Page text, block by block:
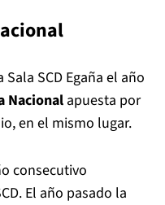
SCD Egaña el año
Nacional apuesta por
en el mismo lugar.
consecutivo
El año pasado la